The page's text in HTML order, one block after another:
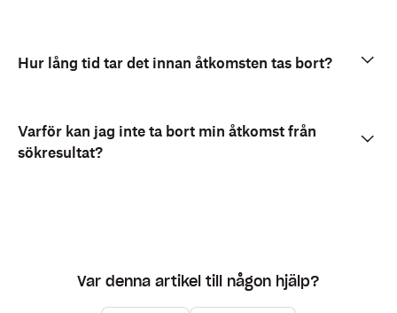
Hur lång tid tar det innan åtkomsten tas bort?
Varför kan jag inte ta bort min åtkomst från
sökresultat?
Var denna artikel till någon hjälp?